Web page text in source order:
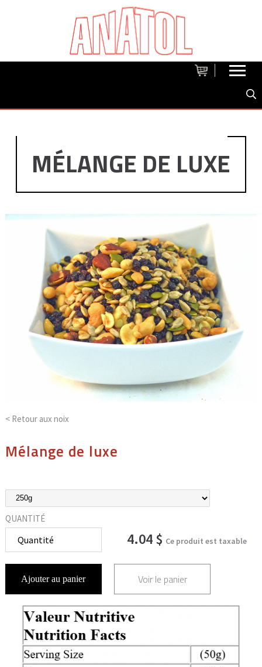
MÉLANGE DE LUXE
< Retour aux noix
Mélange de luxe
QUANTITÉ
4.04 $ Ce produit est taxable
Ajouter au panier Voir le panier